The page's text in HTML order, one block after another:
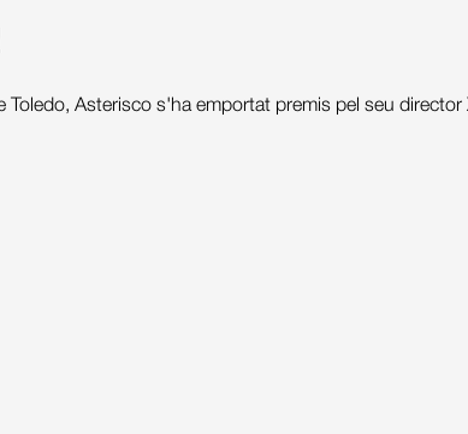
Toledo, Asterisco s'ha emportat premis pel seu director